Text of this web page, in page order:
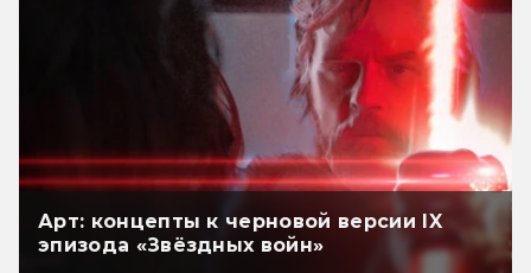
Арт: концепты к черновой версии IX
эпизода «Звёздных войн»